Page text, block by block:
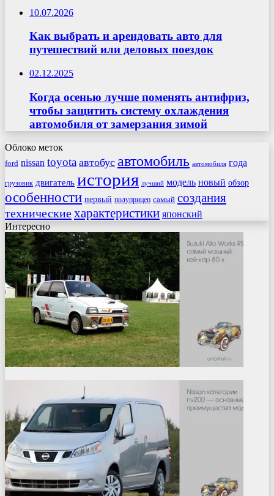
10.07.2026
Как выбрать и арендовать авто для
путешествий или деловых поездок
02.12.2025
Когда осенью лучше поменять антифриз,
чтобы защитить систему охлаждения
автомобиля от замерзания зимой
Облоко меток
ford nissan toyota автобус автомобиль автомобиля года
грузовик двигатель история лучший модель новый обзор
особенности первый полуприцеп самый создания
техническиехарактеристики японский
Интересно